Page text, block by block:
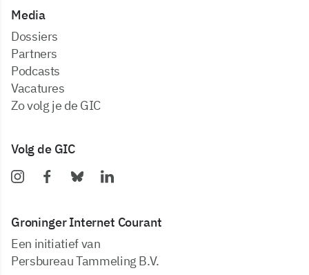
Media
dossiers
partners
podcasts
vacatures
zo volg je de GIC
Volg de GIC
Groninger Internet Courant
Een initiatief van
Persbureau Tammeling B.V.